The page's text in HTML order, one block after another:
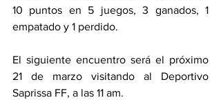
10 puntos en 5 juegos, 3 ganados, 1
empatado y 1 perdido.
El siguiente encuentro será el próximo
21 de marzo visitando al Deportivo
Saprissa FF, a las 11 am.